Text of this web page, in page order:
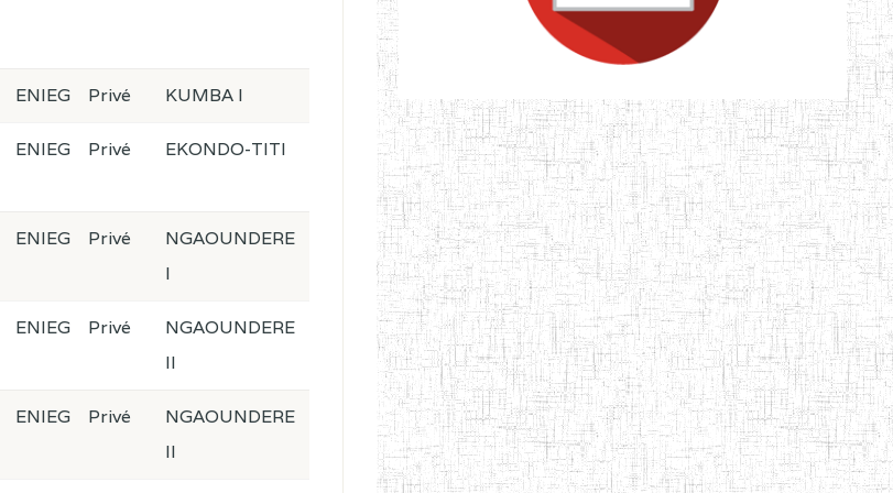
ENIEG Privé KUMBA I
ENIEG Privé EKONDO-TITI
ENIEG Privé
NGAOUNDERE
I
ENIEG Privé
NGAOUNDERE
II
ENIEG Privé
NGAOUNDERE
II